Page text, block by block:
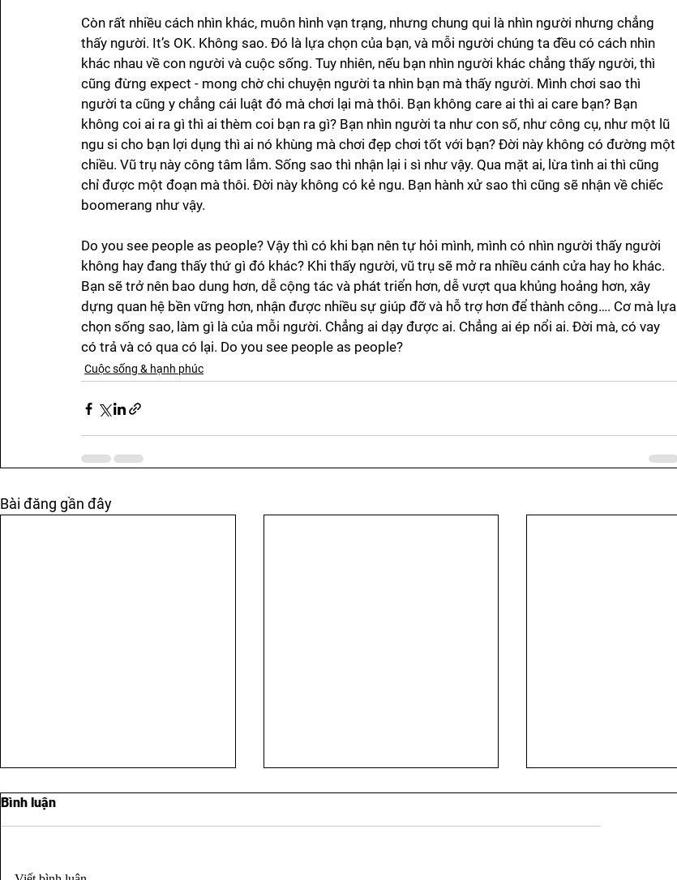
Còn rất nhiều cách nhìn khác, muôn hình vạn trạng, nhưng chung qui là nhìn người nhưng chẳng
thấy người. It’s OK. Không sao. Đó là lựa chọn của bạn, và mỗi người chúng ta đều có cách nhìn
khác nhau về con người và cuộc sống. Tuy nhiên, nếu bạn nhìn người khác chẳng thấy người, thì
cũng đừng expect - mong chờ chi chuyện người ta nhìn bạn mà thấy người. Mình chơi sao thì
người ta cũng y chẳng cái luật đó mà chơi lại mà thôi. Bạn không care ai thì ai care bạn? Bạn
không coi ai ra gì thì ai thèm coi bạn ra gì? Bạn nhìn người ta như con số, như công cụ, như một lũ
ngu si cho bạn lợi dụng thì ai nó khùng mà chơi đẹp chơi tốt với bạn? Đời này không có đường một
chiều. Vũ trụ này công tâm lắm. Sống sao thì nhận lại i sì như vậy. Qua mặt ai, lừa tình ai thì cũng
chỉ được một đoạn mà thôi. Đời này không có kẻ ngu. Bạn hành xử sao thì cũng sẽ nhận về chiếc
boomerang như vậy.
Do you see people as people? Vậy thì có khi bạn nên tự hỏi mình, mình có nhìn người thấy người
không hay đang thấy thứ gì đó khác? Khi thấy người, vũ trụ sẽ mở ra nhiều cánh cửa hay ho khác.
Bạn sẽ trở nên bao dung hơn, dễ cộng tác và phát triển hơn, dễ vượt qua khủng hoảng hơn, xây
dựng quan hệ bền vững hơn, nhận được nhiều sự giúp đỡ và hỗ trợ hơn để thành công…. Cơ mà lựa
chọn sống sao, làm gì là của mỗi người. Chẳng ai dạy được ai. Chẳng ai ép nổi ai. Đời mà, có vay
có trả và có qua có lại. Do you see people as people?
Cuộc sống & hạnh phúc
Bài đăng gần đây
Bình luận